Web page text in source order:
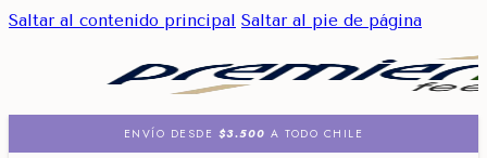
Saltar al contenido principal Saltar al pie de página
ENVÍO DESDE $3.500 A TODO CHILE